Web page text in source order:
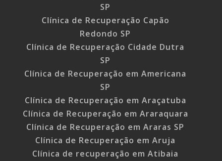
SP
Clínica de Recuperação Capão
Redondo SP
Clínica de Recuperação Cidade Dutra
SP
Clínica de Recuperação em Americana
SP
Clínica de Recuperação em Araçatuba
Clínica de Recuperação em Araraquara
Clínica de Recuperação em Araras SP
Clínica de Recuperação em Aruja
Clínica de recuperação em Atibaia